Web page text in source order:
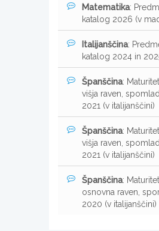
Matematika:
katalog 2026 (v
Italijanščina:
katalog 2024 in
Španščina:
višja raven,
2021 (v italijanščini)
Španščina:
višja raven,
2021 (v italijanščini)
Španščina:
osnovna raven,
2020 (v italijanščini)